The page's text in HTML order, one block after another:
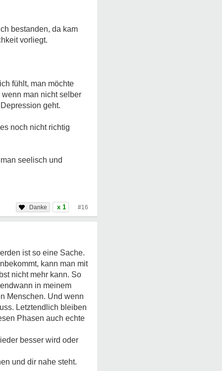
bestanden, da kam
vorliegt.
fühlt, man möchte
man nicht selber
geht.
noch nicht richtig
seelisch und
x 1 #16
ist so eine Sache.
kann man mit
nicht mehr kann. So
in meinem
Menschen. Und wenn
Letztendlich bleiben
Phasen auch echte
besser wird oder
und dir nahe steht.